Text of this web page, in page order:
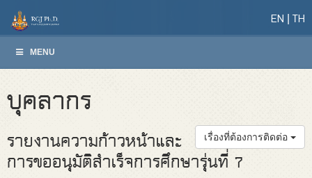
EN TH
MENU
บุคลากร
เรื่องที่ต้องการติดต่อ
รายงานความก้าวหน้าและ
การขออนุมัติสำเร็จการศึกษารุ่นที่ 7